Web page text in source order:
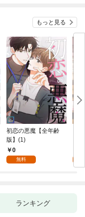
もっと見る
初恋の悪魔【全年齢
版】(1)
0
無料
ランキング